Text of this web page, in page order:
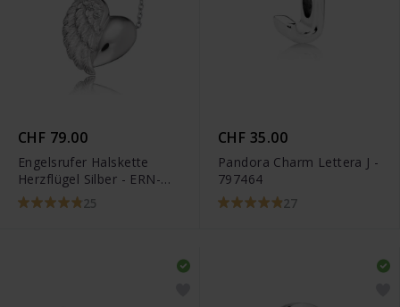
CHF 79.00
Engelsrufer Halskette
Herzflügel Silber - ERN-
LILHEARTWING
25
CHF 35.00
Pandora Charm Lettera J -
797464
27